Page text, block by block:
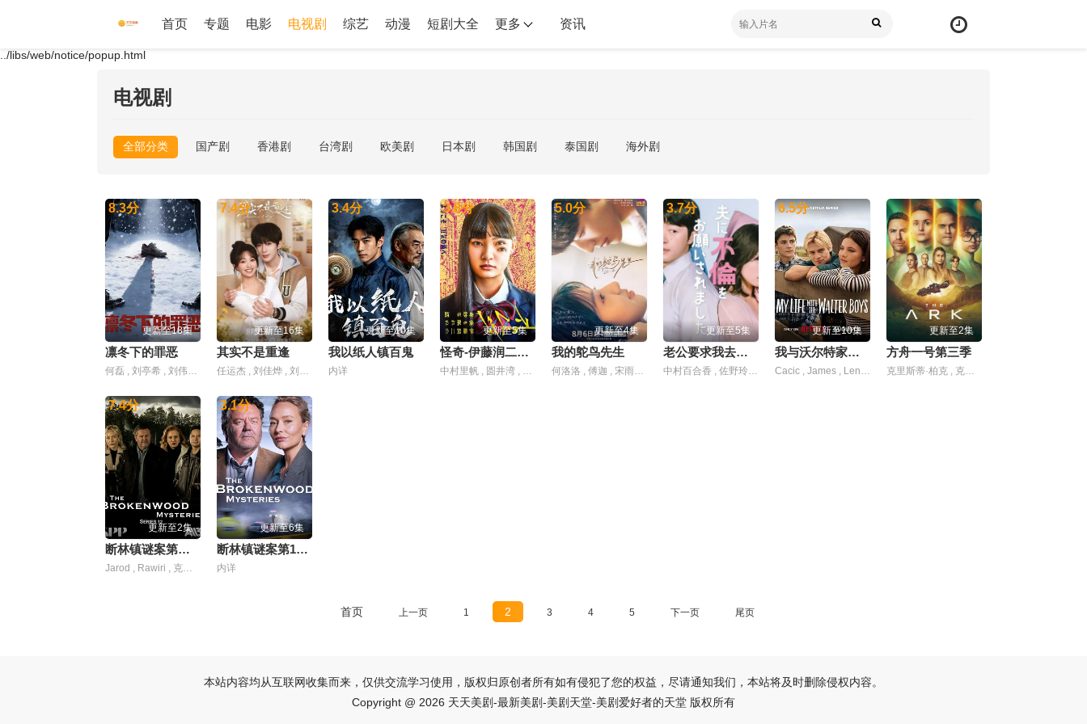
首页 专题 电影 电视剧 综艺 动漫 短剧大全 更多 资讯
../libs/web/notice/popup.html
电视剧
全部分类 国产剧 香港剧 台湾剧 欧美剧 日本剧 韩国剧 泰国剧 海外剧
8.3分
更新至18集
凛冬下的罪恶
何磊 , 刘亭希 , 刘伟峰 , 刘佳萌 , 刘朔豪 , 吴昊宸 , 嘉泽 , 孙之鸿 , 左腾云 , 张睿 , 徐章 , 李繁 , 李蒲赫 , 洪冰瑶 , 洪爽 , 王大奇 , 王心嫚 , 窦新豪 , 肖涵 , 苏宥辰
7.4分
更新至16集
其实不是重逢
任运杰 , 刘佳烨 , 刘允儿 , 刘思维 , 吴添豪 , 王欣政 , 金子璇 , 黄圣依
3.4分
更新至10集
我以纸人镇百鬼
内详
3.8分
更新至5集
怪奇-伊藤润二令人彻夜难眠的奇异故事－
中村里帆 , 圆井湾 , 坂元爱登 , 山崎七海 , 恒松祐里 , 斋藤润 , 杉田雷麟 , 村上虹郎 , 樋口日奈 , 真木阳子 , 石原良纯 , 细田佳央太 , 齐藤渚
5.0分
更新至4集
我的鸵鸟先生
何洛洛 , 傅迦 , 宋雨霏 , 常铖 , 方晓东 , 王若衫 , 胡晓龙 , 苏晓彤 , 董璇 , 许淇杰 , 贾笑涵 , 陈冠甯
3.7分
更新至5集
老公要求我去出轨
中村百合香 , 佐野玲於 , 叶山奖之 , 山野海 , 桥本美敦子 , 横野堇 , 滨津隆之
6.5分
更新至10集
我与沃尔特家男孩的生活第三季
Cacic , James , Lennix , Naveen , Paddock , Sally , 保罗·麦克吉莱恩 , 妮基·罗德里格斯 , 杰克·曼利 , 柯瑞·福格尔玛尼斯 , 米娅·洛韦 , 约翰尼·林克 , 艾琳·卡普拉克 , 艾萨克·阿雷兰尼斯 , 诺亚·拉朗德 , 迈尔斯·佩雷斯 , 阿什比·金特里 , 马克·布鲁卡斯
更新至2集
方舟一号第三季
克里斯蒂·柏克 , 克里斯蒂娜·沃尔夫 , 塔玛拉·拉多瓦诺维奇 , 帕夫莱·耶里尼奇 , 戴安娜·贝穆德斯 , 沙利妮·佩里斯 , 理查德·弗利施曼 , 瑞安·亚当斯 , 瑞斯·里奇 , 蒂安娜·乌普切娃 , 贾德兰·马尔科维奇
7.4分
更新至2集
断林镇谜案第十二季
Jarod , Rawiri , 克里斯蒂娜·谢尔班·扬达 , 尼尔·雷亚 , 弗恩·萨瑟兰
3.1分
更新至6集
断林镇谜案第11季
内详
首页 上一页 1 2 3 4 5 下一页 尾页
本站内容均从互联网收集而来，仅供交流学习使用，版权归原创者所有如有侵犯了您的权益，尽请通知我们，本站将及时删除侵权内容。
Copyright @ 2026 天天美剧-最新美剧-美剧天堂-美剧爱好者的天堂 版权所有